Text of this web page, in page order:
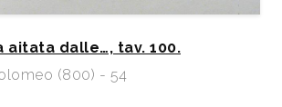
aitata dalle…, tav. 100.
(800) - 54